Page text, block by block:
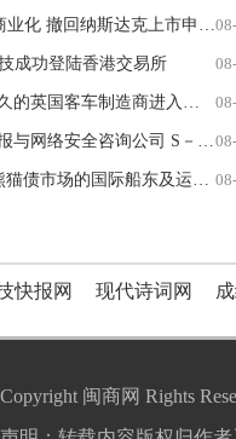
上市申请 并推迟在美国进行双重上市计划
成功登陆香港交易所
制造商进入了定制汽车的新时代
网络安全咨询公司 S－RM
债市场的国际船东及运营商
快报网 现代诗词网
Copyright 闽商网 Rights